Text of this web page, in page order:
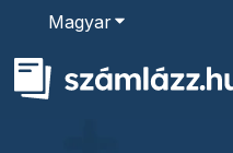
MagyarAlmenü